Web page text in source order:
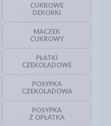
CUKROWE
DEKORKI
MACZEK
CUKROWY
PŁATKI
CZEKOLADOWE
POSYPKA
CZEKOLADOWA
POSYPKA
Z OPŁATKA